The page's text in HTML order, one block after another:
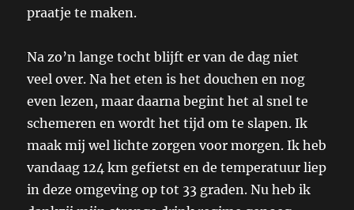
praatje te maken.
Na zo’n lange tocht blijft er van de dag niet
veel over. Na het eten is het douchen en nog
even lezen, maar daarna begint het al snel te
schemeren en wordt het tijd om te slapen. Ik
maak mij wel lichte zorgen voor morgen. Ik heb
vandaag 124 km gefietst en de temperatuur liep
in deze omgeving op tot 33 graden. Nu heb ik